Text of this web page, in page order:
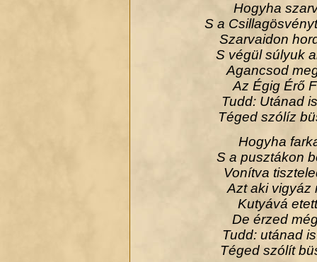
Hogyha
S a
Szarvaidon
S végül súlyuk
Agancsod
Az Égig Érő
Tudd: Utánad
Téged szólíz
Hogyha
S a pusztákon
Vonítva
Azt aki vigyáz
Kutyává
De érzed
Tudd: utánad
Téged szólít